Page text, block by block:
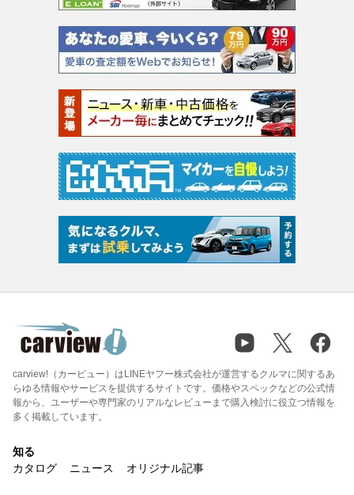
carview!（カービュー）はLINEヤフー株式会社が運営するクルマに関するあ
らゆる情報やサービスを提供するサイトです。価格やスペックなどの公式情
報から、ユーザーや専門家のリアルなレビューまで購入検討に役立つ情報を
多く掲載しています。
知る
カタログ
ニュース オリジナル記事